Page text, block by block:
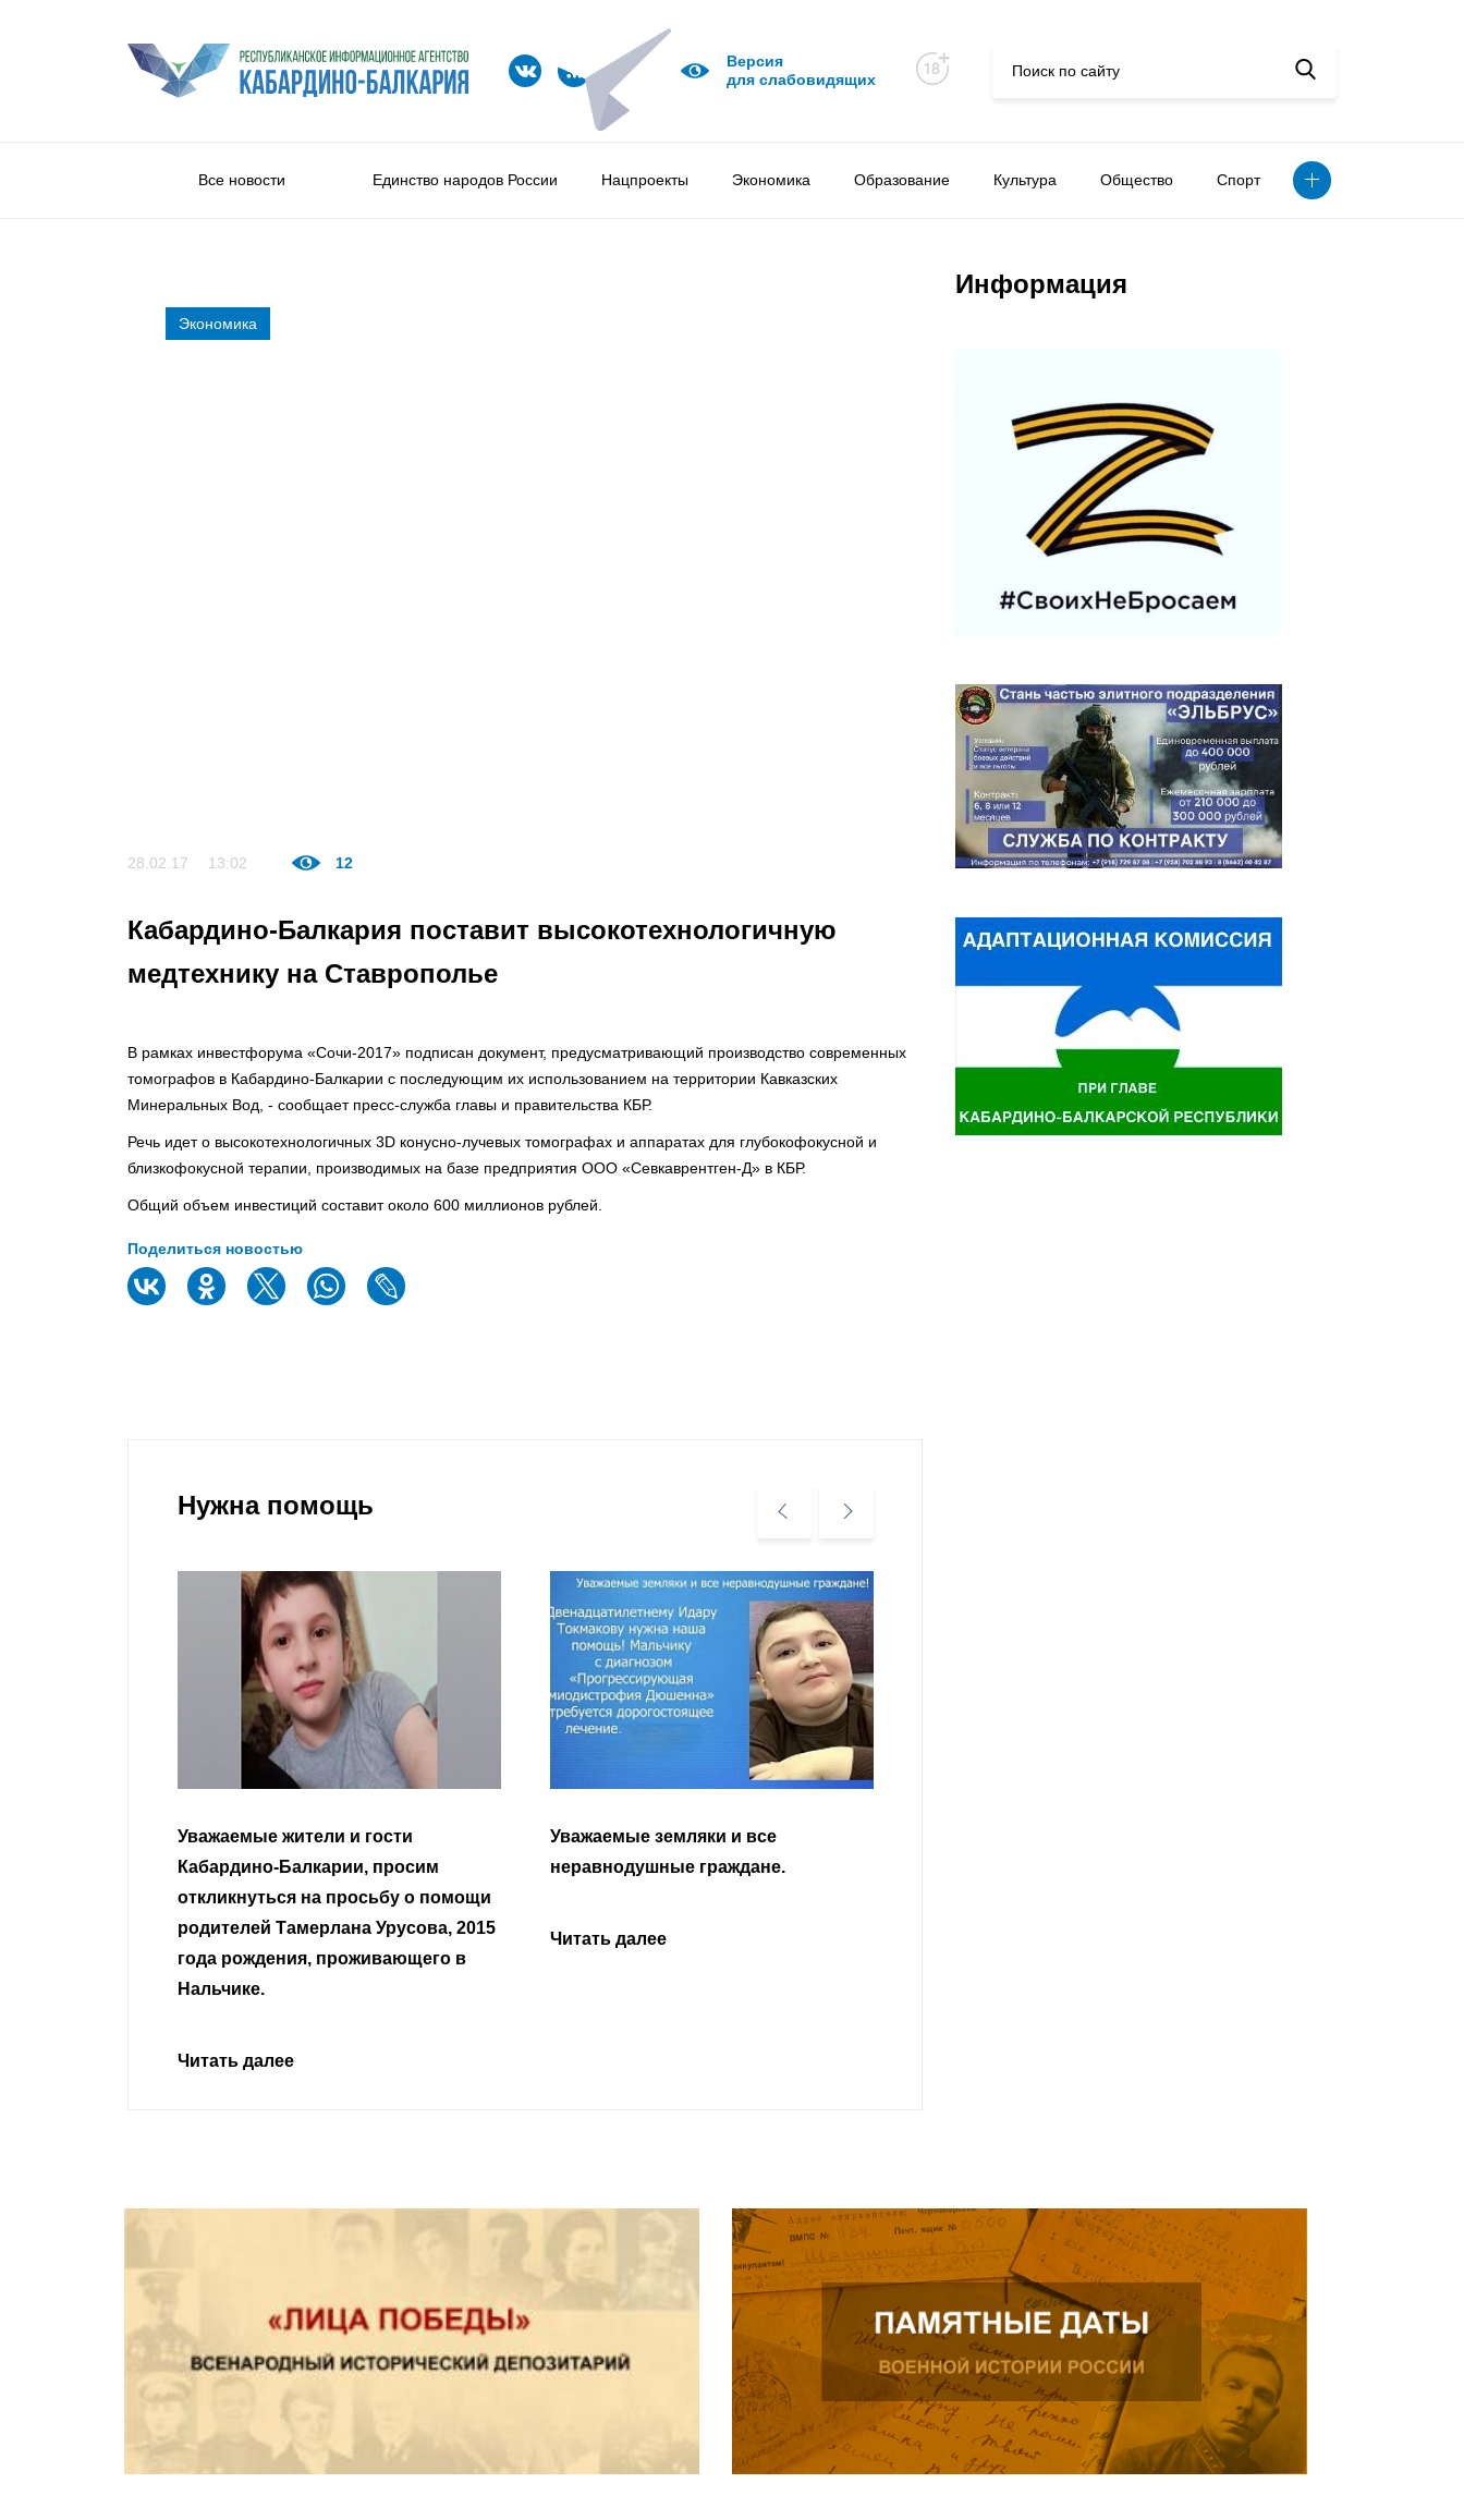
Версия
для слабовидящих
Все новости Единство народов России Нацпроекты Экономика Образование Культура Общество Спорт
Экономика
28.02.17 13:02 12
Кабардино-Балкария поставит высокотехнологичную
медтехнику на Ставрополье
В рамках инвестфорума «Сочи-2017» подписан документ, предусматривающий производство современных
томографов в Кабардино-Балкарии с последующим их использованием на территории Кавказских
Минеральных Вод, - сообщает пресс-служба главы и правительства КБР.
Речь идет о высокотехнологичных 3D конусно-лучевых томографах и аппаратах для глубокофокусной и
близкофокусной терапии, производимых на базе предприятия ООО «Севкаврентген-Д» в КБР.
Общий объем инвестиций составит около 600 миллионов рублей.
Поделиться новостью
Информация
Нужна помощь
просьбу о помощи
Урусова, 2015
Уважаемые земляки и все
неравнодушные граждане.
Читать далее
Читать далее